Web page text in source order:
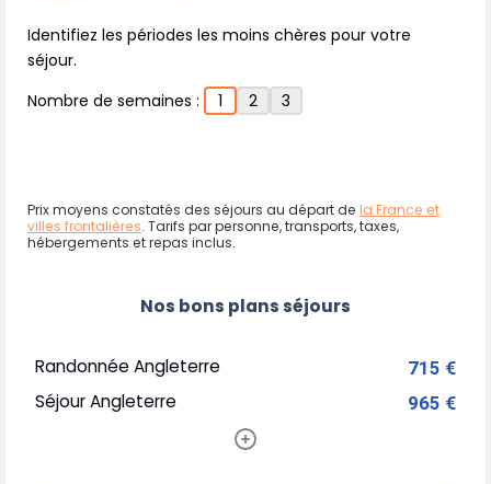
Identifiez les périodes les moins chères pour votre
séjour.
Nombre de semaines :
1 2 3
Prix moyens constatés des séjours au départ de la France et
villes frontalières. Tarifs par personne, transports, taxes,
hébergements et repas inclus.
Nos bons plans séjours
Randonnée Angleterre 715 €
Séjour Angleterre 965 €